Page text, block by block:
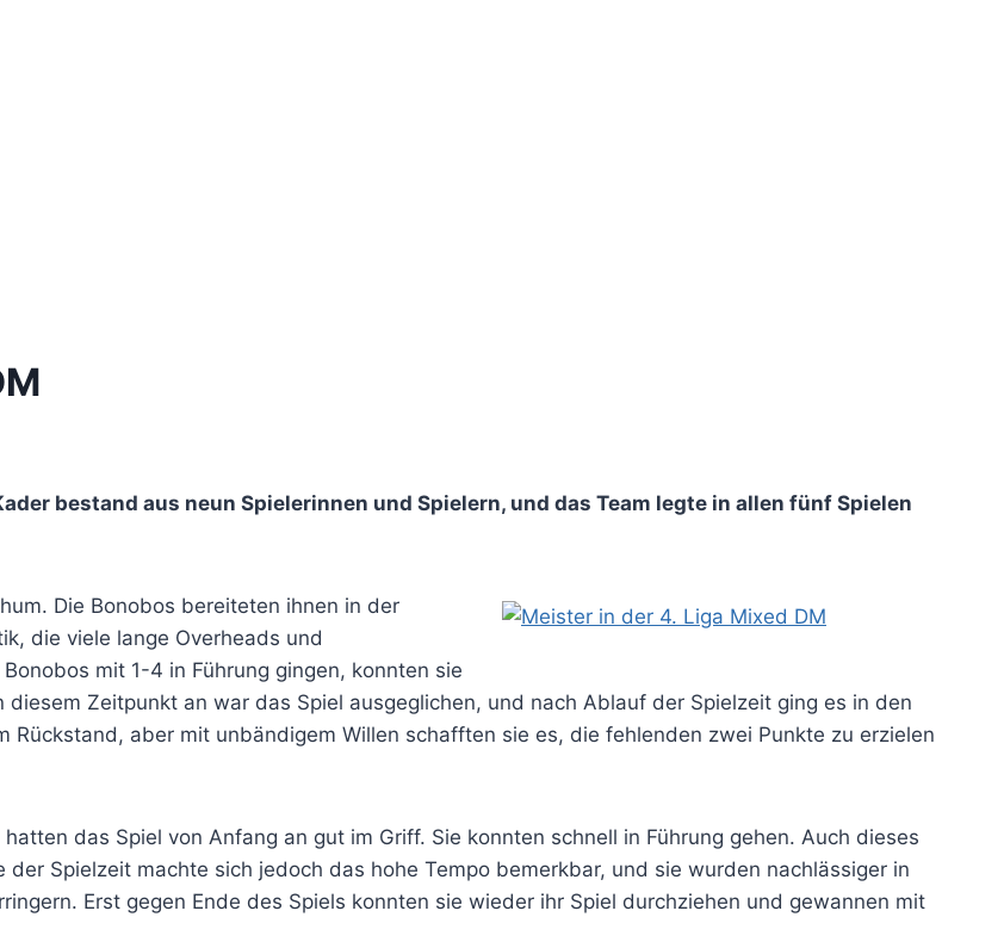
bestand aus neun Spielerinnen und Spielern, und das Team legte in allen fünf Spielen
Die Bonobos bereiteten ihnen in der
die viele lange Overheads und
mit 1-4 in Führung gingen, konnten sie
Zeitpunkt an war das Spiel ausgeglichen, und nach Ablauf der Spielzeit ging es in den
Rückstand, aber mit unbändigem Willen schafften sie es, die fehlenden zwei Punkte zu erzielen
das Spiel von Anfang an gut im Griff. Sie konnten schnell in Führung gehen. Auch dieses
Spielzeit machte sich jedoch das hohe Tempo bemerkbar, und sie wurden nachlässiger in
Erst gegen Ende des Spiels konnten sie wieder ihr Spiel durchziehen und gewannen mit